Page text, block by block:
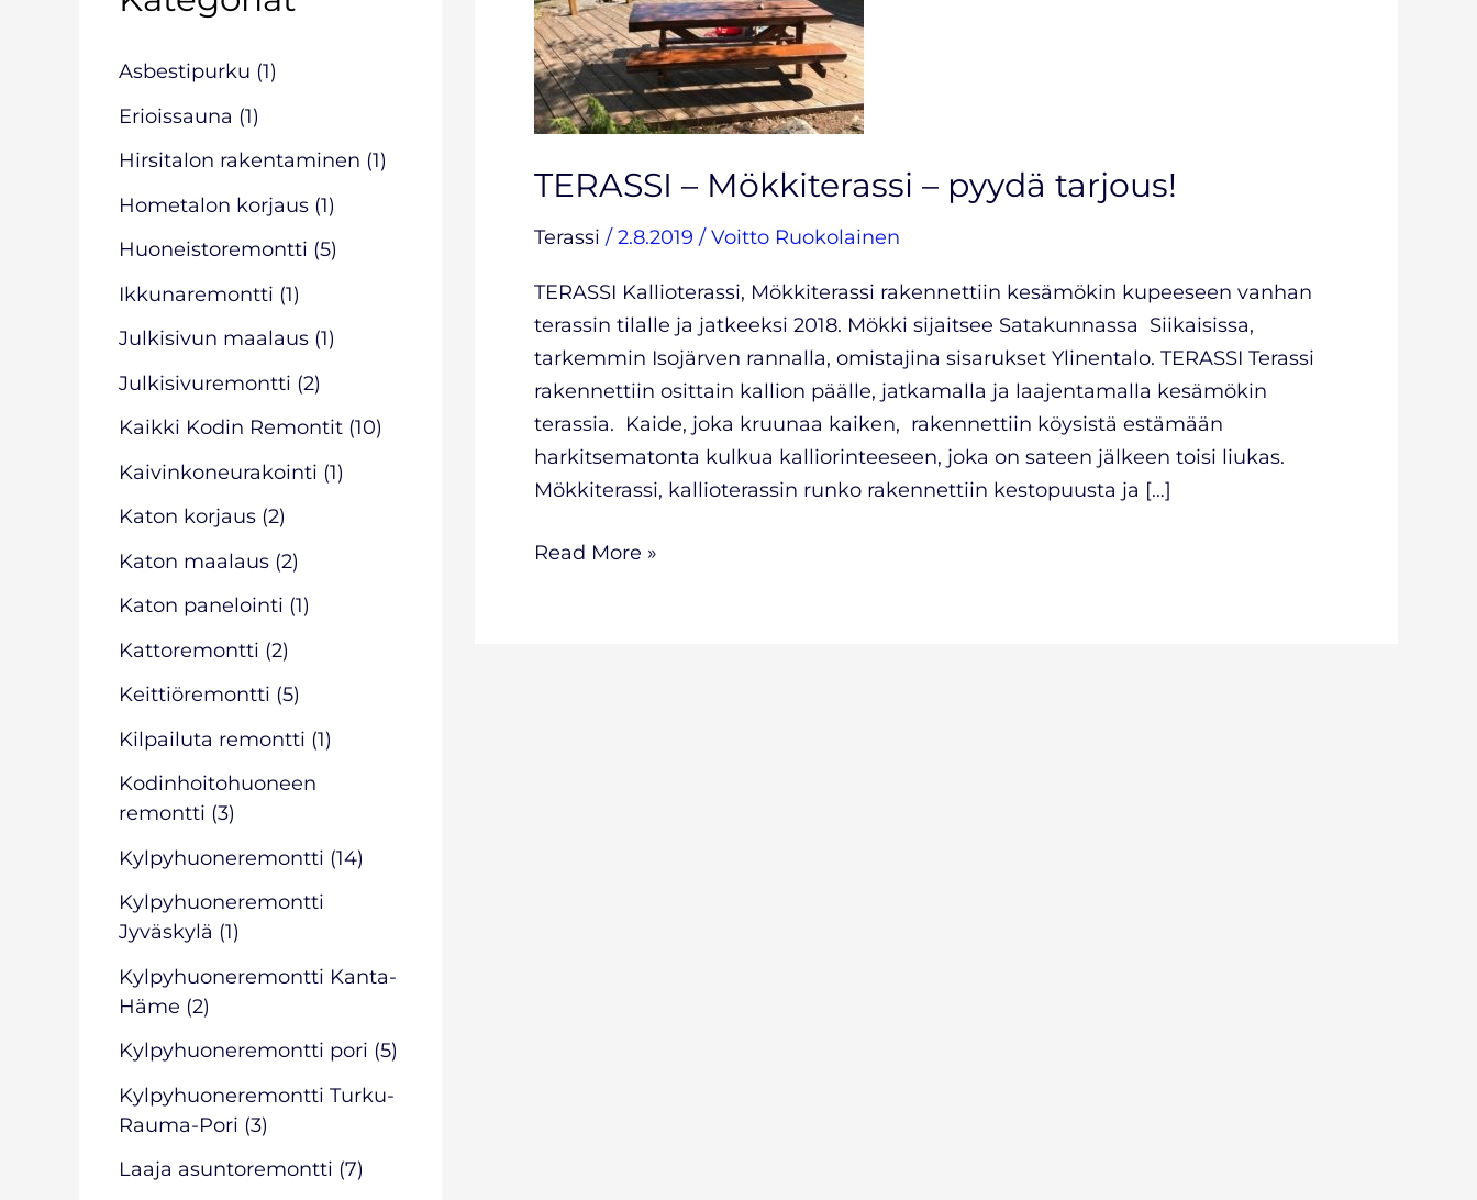
f
o
r
Asbestipurku (1)
Erioissauna (1)
Hirsitalon rakentaminen (1)
Hometalon korjaus (1)
Huoneistoremontti (5)
Ikkunaremontti (1)
Julkisivun maalaus (1)
Julkisivuremontti (2)
Kaikki Kodin Remontit (10)
Kaivinkoneurakointi (1)
Katon korjaus (2)
Katon maalaus (2)
Katon panelointi (1)
Kattoremontti (2)
Keittiöremontti (5)
Kilpailuta remontti (1)
Kodinhoitohuoneen
remontti (3)
Kylpyhuoneremontti (14)
Kylpyhuoneremontti
Jyväskylä (1)
Kylpyhuoneremontti Kanta-
Häme (2)
Kylpyhuoneremontti pori (5)
Kylpyhuoneremontti Turku-
Rauma-Pori (3)
Laaja asuntoremontti (7)
TERASSI – Mökkiterassi – pyydä tarjous!
Terassi / 2.8.2019 / Voitto Ruokolainen
TERASSI Kallioterassi, Mökkiterassi rakennettiin kesämökin kupeeseen vanhan
terassin tilalle ja jatkeeksi 2018. Mökki sijaitsee Satakunnassa Siikaisissa,
tarkemmin Isojärven rannalla, omistajina sisarukset Ylinentalo. TERASSI Terassi
rakennettiin osittain kallion päälle, jatkamalla ja laajentamalla kesämökin
terassia. Kaide, joka kruunaa kaiken, rakennettiin köysistä estämään
harkitsematonta kulkua kalliorinteeseen, joka on sateen jälkeen toisi liukas.
Mökkiterassi, kallioterassin runko rakennettiin kestopuusta ja […]
pyydä
tarjous!
Read More »